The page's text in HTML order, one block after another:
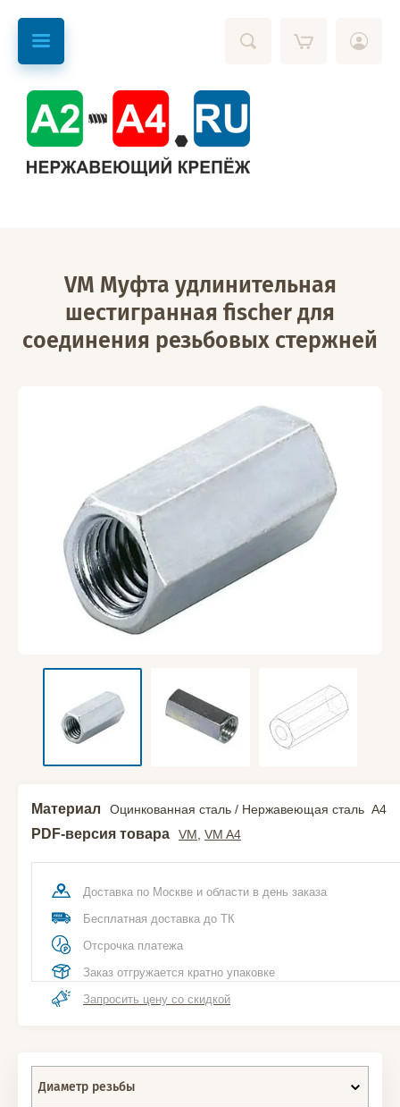
VM Муфта удлинительная
шестигранная fischer для
соединения резьбовых стержней
Материал Оцинкованная сталь / Нержавеющая сталь A4
PDF-версия товара VM VM A4
Доставка по Москве и области в день заказа
Бесплатная доставка до ТК
Отсрочка платежа
Заказ отгружается кратно упаковке
Запросить цену со скидкой
Диаметр резьбы